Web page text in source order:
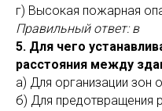
г) Высокая пожарная
Правильный ответ: в
5. Для чего
расстояния между
а) Для организации зон
б) Для предотвращения